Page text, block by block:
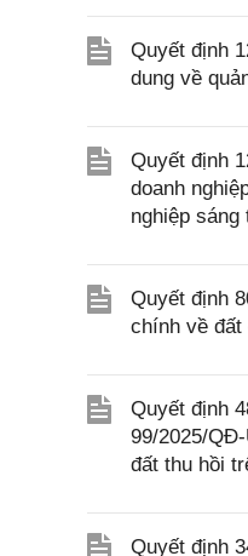
Quyết định
dung về
Quyết định
doanh
nghiệp
Quyết định
chính về đất
Quyết định
99/2025/
đất thu hồi
Quyết định